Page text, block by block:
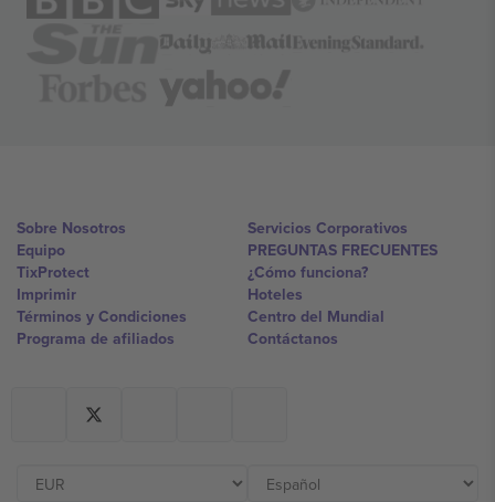
Sobre Nosotros
Equipo
TixProtect
Imprimir
Términos y Condiciones
Programa de afiliados
Servicios Corporativos
PREGUNTAS FRECUENTES
¿Cómo funciona?
Hoteles
Centro del Mundial
Contáctanos